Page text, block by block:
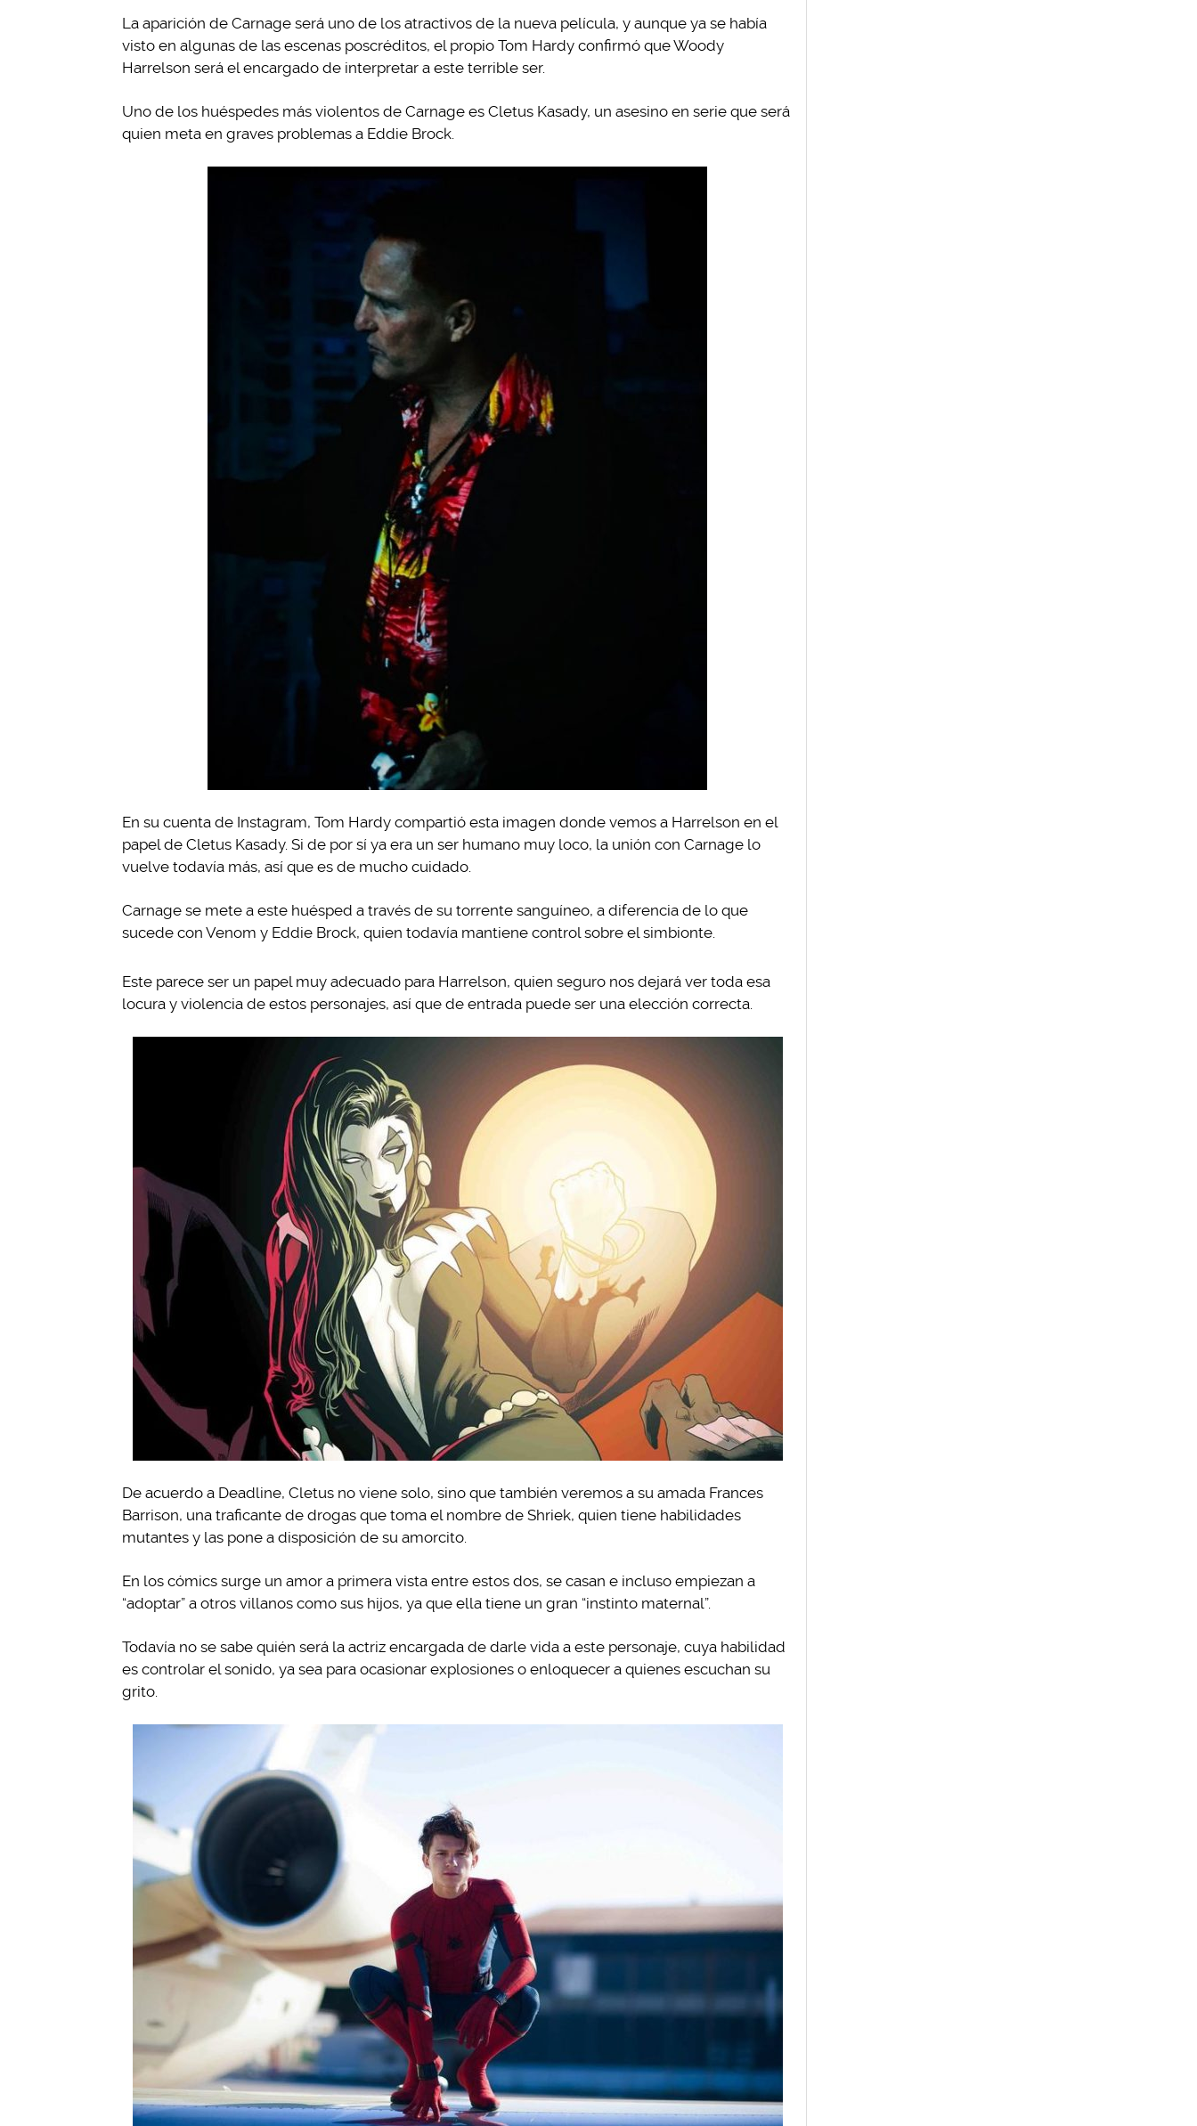
La aparición de Carnage será uno de los atractivos de la nueva película, y aunque ya se había
visto en algunas de las escenas poscréditos, el propio Tom Hardy confirmó que Woody
Harrelson será el encargado de interpretar a este terrible ser.
Uno de los huéspedes más violentos de Carnage es Cletus Kasady, un asesino en serie que será
quien meta en graves problemas a Eddie Brock.
En su cuenta de Instagram, Tom Hardy compartió esta imagen donde vemos a Harrelson en el
papel de Cletus Kasady. Si de por sí ya era un ser humano muy loco, la unión con Carnage lo
vuelve todavía más, así que es de mucho cuidado.
Carnage se mete a este huésped a través de su torrente sanguíneo, a diferencia de lo que
sucede con Venom y Eddie Brock, quien todavía mantiene control sobre el simbionte.
Este parece ser un papel muy adecuado para Harrelson, quien seguro nos dejará ver toda esa
locura y violencia de estos personajes, así que de entrada puede ser una elección correcta.
De acuerdo a Deadline, Cletus no viene solo, sino que también veremos a su amada Frances
Barrison, una traficante de drogas que toma el nombre de Shriek, quien tiene habilidades
mutantes y las pone a disposición de su amorcito.
En los cómics surge un amor a primera vista entre estos dos, se casan e incluso empiezan a
“adoptar” a otros villanos como sus hijos, ya que ella tiene un gran “instinto maternal”.
Todavía no se sabe quién será la actriz encargada de darle vida a este personaje, cuya habilidad
es controlar el sonido, ya sea para ocasionar explosiones o enloquecer a quienes escuchan su
grito.